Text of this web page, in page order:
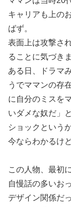
キャリアも上の
ばず。
表面上は攻撃さ
ることに気づき
ある日、ドラマ
うでママンの存
に自分のミスを
いダメな奴だ」
ショックという
今ならわかるけど
この人物、最初
自慢話の多いお
デザイン関係だ